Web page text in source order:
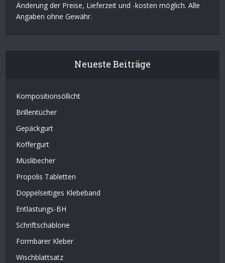
Änderung der Preise, Lieferzeit und -kosten möglich. Alle
Angaben ohne Gewähr.
Neueste Beiträge
Kompositionsöllicht
Brillentücher
Gepäckgurt
Koffergurt
Müslibecher
Propolis Tabletten
Doppelseitiges Klebeband
Entlastungs-BH
Schriftschablone
Formbarer Kleber
Wischblattsatz